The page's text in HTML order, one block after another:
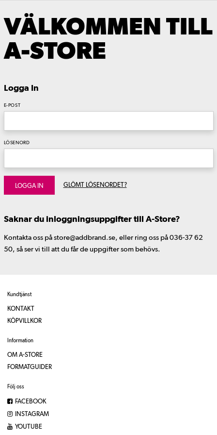
VÄLKOMMEN TILL
A-STORE
Logga In
E-POST
LÖSENORD
LOGGA IN GLÖMT LÖSENORDET?
Saknar du inloggningsuppgifter till A-Store?
Kontakta oss på store@addbrand.se, eller ring oss på 036-37 62
50, så ser vi till att du får de uppgifter som behövs.
Kundtjänst
KONTAKT
KÖPVILLKOR
Information
OM A-STORE
FORMATGUIDER
Följ oss
FACEBOOK
INSTAGRAM
YOUTUBE